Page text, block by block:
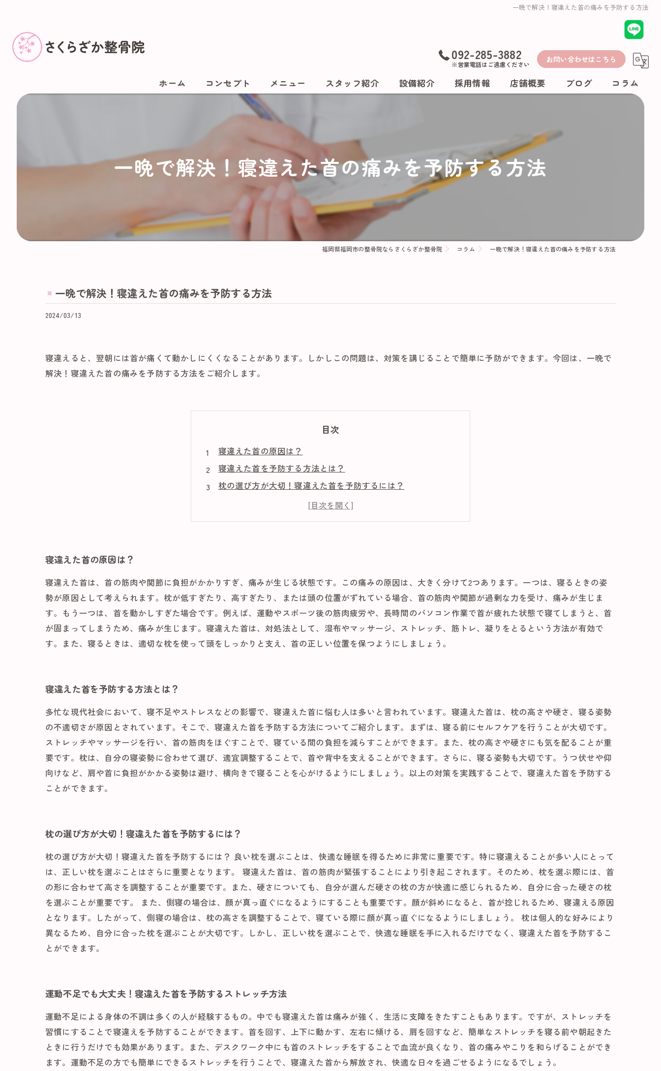
一晩で解決！寝違えた首の痛みを予防する方法
092-285-3882
※営業電話はご遠慮ください
お問い合わせはこちら
ホーム コンセプト メニュー スタッフ紹介 設備紹介 採用情報 店舗概要 ブログ コラム
一晩で解決！寝違えた首の痛みを予防する方法
福岡県福岡市の整骨院ならさくらざか整骨院 コラム 一晩で解決！寝違えた首の痛みを予防する方法
一晩で解決！寝違えた首の痛みを予防する方法
2024/03/13
寝違えると、翌朝には首が痛くて動かしにくくなることがあります。しかしこの問題は、対策を講じることで簡単に予防ができます。今回は、一晩で
解決！寝違えた首の痛みを予防する方法をご紹介します。
目次
寝違えた首の原因は？
寝違えた首を予防する方法とは？
枕の選び方が大切！寝違えた首を予防するには？
運動不足でも大丈夫！寝違えた首を予防するストレッチ方法
あなたの睡眠環境は大丈夫？寝違えた首を予防するための対策
寝違えた首の原因は？
寝違えた首は、首の筋肉や関節に負担がかかりすぎ、痛みが生じる状態です。この痛みの原因は、大きく分けて2つあります。一つは、寝るときの姿
勢が原因として考えられます。枕が低すぎたり、高すぎたり、または頭の位置がずれている場合、首の筋肉や関節が過剰な力を受け、痛みが生じま
す。もう一つは、首を動かしすぎた場合です。例えば、運動やスポーツ後の筋肉疲労や、長時間のパソコン作業で首が疲れた状態で寝てしまうと、首
が固まってしまうため、痛みが生じます。寝違えた首は、対処法として、湿布やマッサージ、ストレッチ、筋トレ、凝りをとるという方法が有効で
す。また、寝るときは、適切な枕を使って頭をしっかりと支え、首の正しい位置を保つようにしましょう。
寝違えた首を予防する方法とは？
多忙な現代社会において、寝不足やストレスなどの影響で、寝違えた首に悩む人は多いと言われています。寝違えた首は、枕の高さや硬さ、寝る姿勢
の不適切さが原因とされています。そこで、寝違えた首を予防する方法についてご紹介します。まずは、寝る前にセルフケアを行うことが大切です。
ストレッチやマッサージを行い、首の筋肉をほぐすことで、寝ている間の負担を減らすことができます。また、枕の高さや硬さにも気を配ることが重
要です。枕は、自分の寝姿勢に合わせて選び、適宜調整することで、首や背中を支えることができます。さらに、寝る姿勢も大切です。うつ伏せや仰
向けなど、肩や首に負担がかかる姿勢は避け、横向きで寝ることを心がけるようにしましょう。以上の対策を実践することで、寝違えた首を予防する
ことができます。
枕の選び方が大切！寝違えた首を予防するには？
枕の選び方が大切！寝違えた首を予防するには？ 良い枕を選ぶことは、快適な睡眠を得るために非常に重要です。特に寝違えることが多い人にとって
は、正しい枕を選ぶことはさらに重要となります。 寝違えた首は、首の筋肉が緊張することにより引き起こされます。そのため、枕を選ぶ際には、首
の形に合わせて高さを調整することが重要です。また、硬さについても、自分が選んだ硬さの枕の方が快適に感じられるため、自分に合った硬さの枕
を選ぶことが重要です。 また、側寝の場合は、顔が真っ直ぐになるようにすることも重要です。顔が斜めになると、首が捻じれるため、寝違える原因
となります。したがって、側寝の場合は、枕の高さを調整することで、寝ている際に顔が真っ直ぐになるようにしましょう。 枕は個人的な好みにより
異なるため、自分に合った枕を選ぶことが大切です。しかし、正しい枕を選ぶことで、快適な睡眠を手に入れるだけでなく、寝違えた首を予防するこ
とができます。
運動不足でも大丈夫！寝違えた首を予防するストレッチ方法
運動不足による身体の不調は多くの人が経験するもの。中でも寝違えた首は痛みが強く、生活に支障をきたすこともあります。ですが、ストレッチを
習慣にすることで寝違えを予防することができます。首を回す、上下に動かす、左右に傾ける、肩を回すなど、簡単なストレッチを寝る前や朝起きた
ときに行うだけでも効果があります。また、デスクワーク中にも首のストレッチをすることで血流が良くなり、首の痛みやこりを和らげることができ
ます。運動不足の方でも簡単にできるストレッチを行うことで、寝違えた首から解放され、快適な日々を過ごせるようになるでしょう。